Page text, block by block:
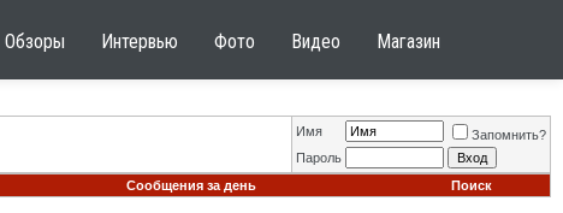
Обзоры Интервью Фото Видео Магазин
Имя
Запомнить?
Пароль
Сообщения за день Поиск